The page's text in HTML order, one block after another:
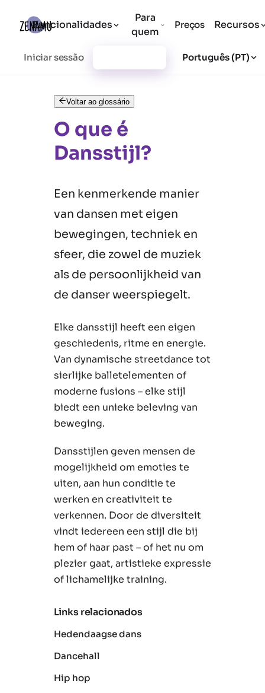
Funcionalidades
Para
quem
Preços Recursos
Iniciar sessão Português (PT)
Voltar ao glossário
O que é
Dansstijl?
Een kenmerkende manier
van dansen met eigen
bewegingen, techniek en
sfeer, die zowel de muziek
als de persoonlijkheid van
de danser weerspiegelt.
Elke dansstijl heeft een eigen
geschiedenis, ritme en energie.
Van dynamische streetdance tot
sierlijke balletelementen of
moderne fusions – elke stijl
biedt een unieke beleving van
beweging.
Dansstijlen geven mensen de
mogelijkheid om emoties te
uiten, aan hun conditie te
werken en creativiteit te
verkennen. Door de diversiteit
vindt iedereen een stijl die bij
hem of haar past – of het nu om
plezier gaat, artistieke expressie
of lichamelijke training.
Links relacionados
Hedendaagse dans
Dancehall
Hip hop